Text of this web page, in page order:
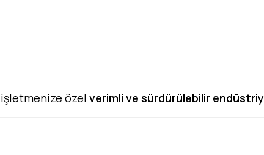
özel verimli ve sürdürülebilir